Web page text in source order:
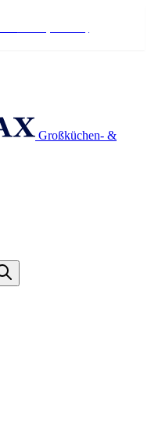
Großküchen- &